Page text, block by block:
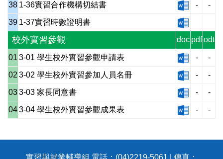
38 1-36實習合作機構切結書 - -
39 1-37實習時數證明書
校外實習參觀 doc pdfodt
01 3-01 學生校外實習參觀申請表 - -
02 3-02 學生校外實習參加人員名冊 - -
033-03 家長同意書 - -
043-04 學生校外實習參觀成果表 - -